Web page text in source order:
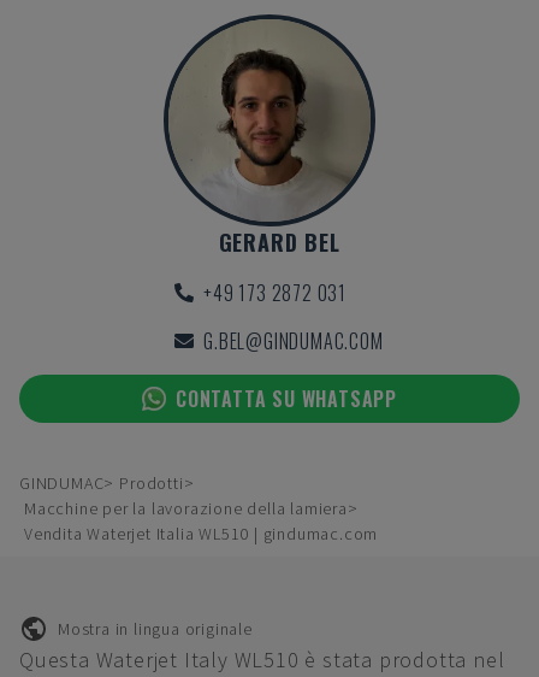
GERARD BEL
+49 173 2872 031
G.BEL@GINDUMAC.COM
CONTATTA SU WHATSAPP
GINDUMAC
Prodotti
Macchine per la lavorazione della lamiera
Vendita Waterjet Italia WL510 | gindumac.com
Mostra in lingua originale
Questa Waterjet Italy WL510 è stata prodotta nel